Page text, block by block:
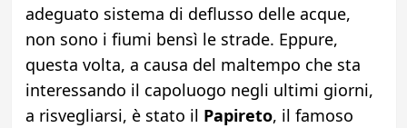
adeguato sistema di deflusso delle acque,
non sono i fiumi bensì le strade. Eppure,
questa volta, a causa del maltempo che sta
interessando il capoluogo negli ultimi giorni,
a risvegliarsi, è stato il Papireto, il famoso